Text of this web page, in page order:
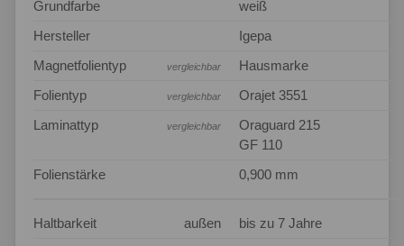
Grundfarbe
weiß
Hersteller
Igepa
Magnetfolientyp
vergleichbar
Hausmarke
Folientyp
vergleichbar
Orajet 3551
Laminattyp
vergleichbar
Oraguard 215
GF 110
Folienstärke
0,900 mm
Haltbarkeit außen
bis zu 7 Jahre